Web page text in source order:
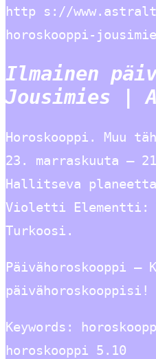
http s://
horoskooppi-
Ilmainen
Jousimies |
Horoskooppi. Muu
23. marraskuuta –
Hallitseva
Violetti
Turkoosi.
Päivähoroskooppi –
päivähoroskooppisi!
Keywords:
horoskooppi 5.10